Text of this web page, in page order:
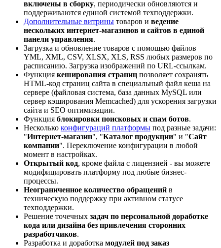
включены в сборку, периодически обновляются и
поддерживаются единой системой техподдержки.
Дополнительные витрины товаров и ведение
нескольких интернет-магазинов и сайтов в единой
панели управления.
Загрузка и обновление товаров с помощью файлов
YML, XML, CSV, XLSX, XLS, RSS любых размеров по
расписанию. Загрузка изображений по URL-ссылкам.
Функция кеширования страниц позволяет сохранять
HTML-код страниц сайта в специальный файл кеша на
сервере (файловая система, база данных MySQL или
сервер кэширования Memcached) для ускорения загрузки
сайта и SEO оптимизации.
Функция блокировки поисковых и спам ботов.
Несколько конфигураций платформы под разные задачи:
"Интернет-магазин", "Каталог продукции" и "Сайт
компании". Переключение конфигурации в любой
момент в настройках.
Открытый код, кроме файла с лицензией - вы можете
модифицировать платформу под любые бизнес-
процессы.
Неограниченное количество обращений в
техническую поддержку при активном статусе
техподдержки.
Решение точечных задач по персональной доработке
кода или дизайна без привлечения сторонних
разработчиков.
Разработка и доработка модулей под заказ